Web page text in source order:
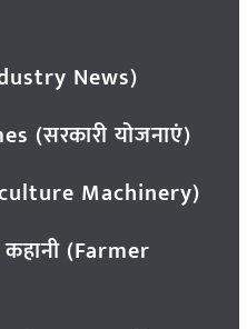
News)
(सरकारी योजनाएं)
Machinery)
(Farmer